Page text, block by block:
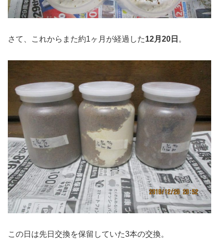
さて、これからまた約1ヶ月が経過した12月20日 。
この日は先日交換を保留していた3本の交換。